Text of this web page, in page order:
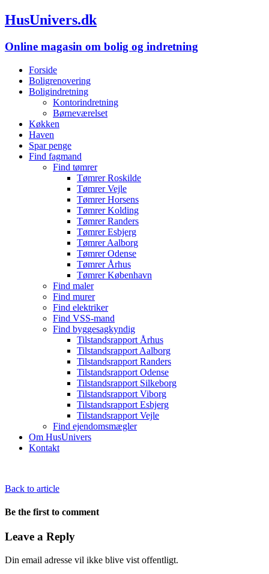
HusUnivers.dk
Online magasin om bolig og indretning
Forside
Boligrenovering
Boligindretning
Kontorindretning
Børneværelset
Køkken
Haven
Spar penge
Find fagmand
Find tømrer
Tømrer Roskilde
Tømrer Vejle
Tømrer Horsens
Tømrer Kolding
Tømrer Randers
Tømrer Esbjerg
Tømrer Aalborg
Tømrer Odense
Tømrer Århus
Tømrer København
Find maler
Find murer
Find elektriker
Find VSS-mand
Find byggesagkyndig
Tilstandsrapport Århus
Tilstandsrapport Aalborg
Tilstandsrapport Randers
Tilstandsrapport Odense
Tilstandsrapport Silkeborg
Tilstandsrapport Viborg
Tilstandsrapport Esbjerg
Tilstandsrapport Vejle
Find ejendomsmægler
Om HusUnivers
Kontakt
Back to article
Be the first to comment
Leave a Reply
Din email adresse vil ikke blive vist offentligt.